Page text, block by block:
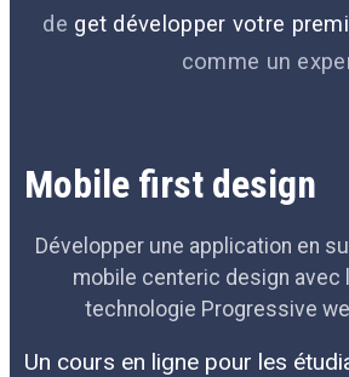
de get développer votre
comme un
Mobile first design
Développer une application en
mobile centeric design avec
technologie Progressive
Un cours en ligne pour les